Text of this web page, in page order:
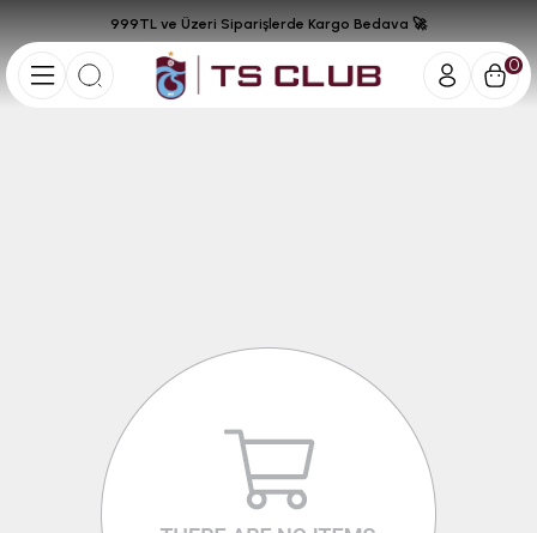
0
999TL ve Üzeri Siparişlerde Kargo Bedava 🚀